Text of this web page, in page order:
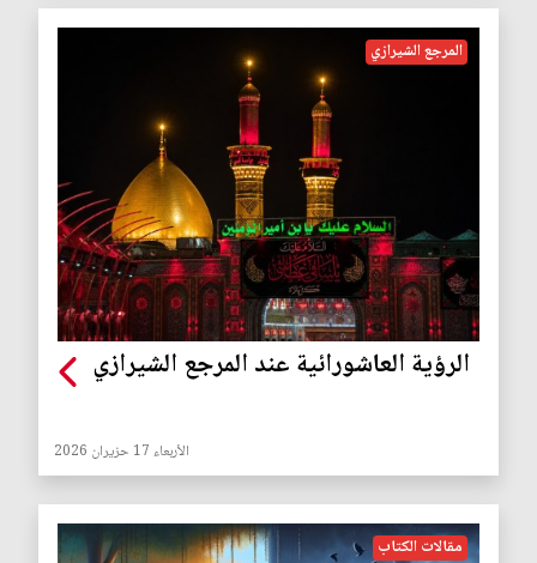
المرجع الشيرازي
الرؤية العاشورائية عند المرجع الشيرازي
الأربعاء 17 حزيران 2026
مقالات الكتاب